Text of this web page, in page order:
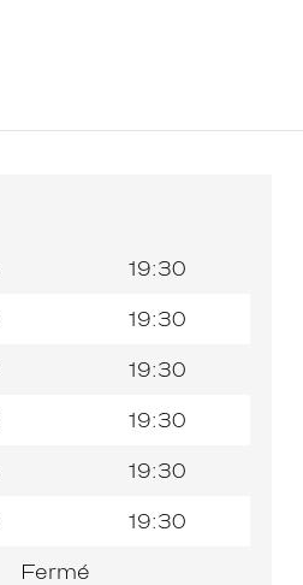
19:30
19:30
19:30
19:30
19:30
19:30
Fermé